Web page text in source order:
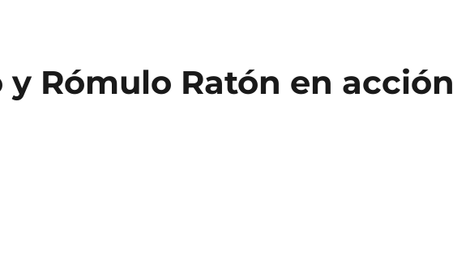
y Rómulo Ratón en acción